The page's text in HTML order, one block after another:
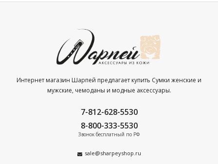
Интернет магазин Шарпей предлагает купить Сумки женские и
мужские, чемоданы и модные аксессуары.
7-812-628-5530
8-800-333-5530
Звонок бесплатный по РФ
sale@sharpeyshop.ru